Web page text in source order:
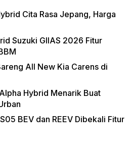
Cita Rasa Jepang, Harga
Suzuki GIIAS 2026 Fitur
All New Kia Carens di
Hybrid Menarik Buat
BEV dan REEV Dibekali Fitur